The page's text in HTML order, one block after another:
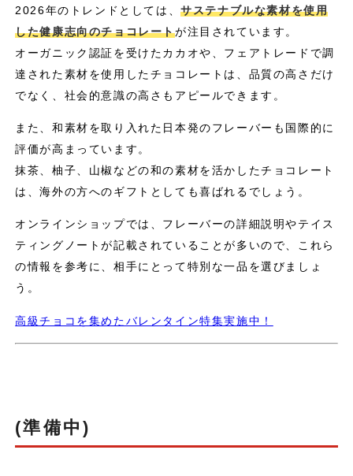
2026年のトレンドとしては、サステナブルな素材を使用
した健康志向のチョコレートが注目されています。
オーガニック認証を受けたカカオや、フェアトレードで調
達された素材を使用したチョコレートは、品質の高さだけ
でなく、社会的意識の高さもアピールできます。
また、和素材を取り入れた日本発のフレーバーも国際的に
評価が高まっています。
抹茶、柚子、山椒などの和の素材を活かしたチョコレート
は、海外の方へのギフトとしても喜ばれるでしょう。
オンラインショップでは、フレーバーの詳細説明やテイス
ティングノートが記載されていることが多いので、これら
の情報を参考に、相手にとって特別な一品を選びましょ
う。
高級チョコを集めたバレンタイン特集実施中！
(準備中)